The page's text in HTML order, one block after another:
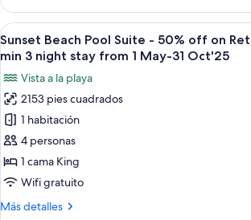
Premium
Abrir
todas
fotos
de
Sunset
Beach
Pool
Suite
50%
Un
6
Sunset Beach Pool Suite - 50% off on
min 3 night stay from 1 May-31 Oct'25
Vista a la playa
2153 pies cuadrados
1 habitación
4 personas
1 cama King
Wifi gratuito
Más detalles
Más